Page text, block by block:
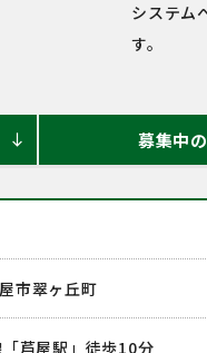
システム
す。
south 募集中
市翠ヶ丘町
芦屋駅」徒歩10分